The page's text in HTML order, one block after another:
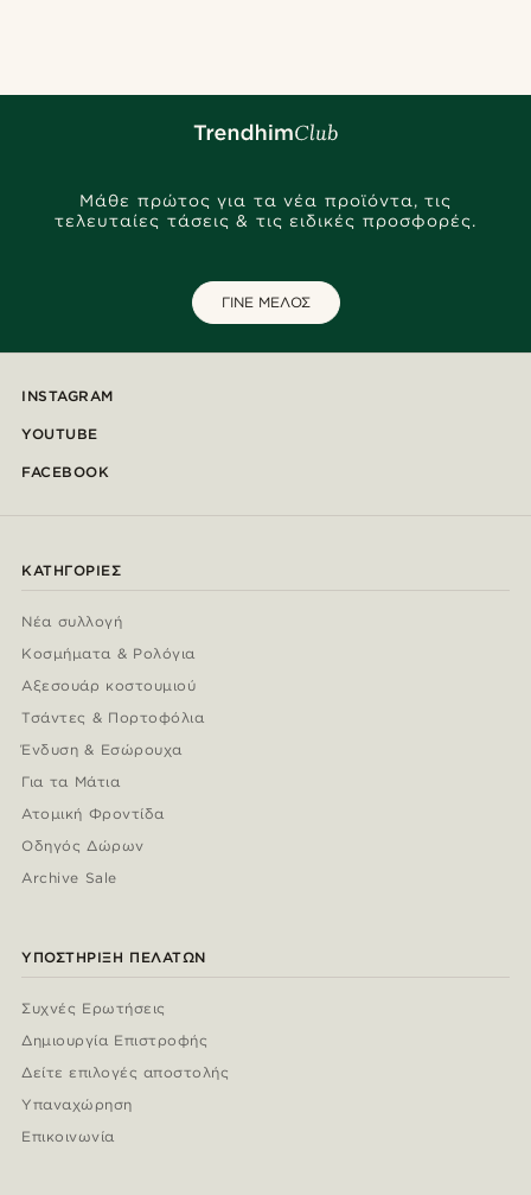
Μάθε πρώτος για τα νέα προϊόντα, τις
τελευταίες τάσεις & τις ειδικές προσφορές.
ΓΙΝΕ ΜΕΛΟΣ
INSTAGRAM
YOUTUBE
FACEBOOK
ΚΑΤΗΓΟΡΊΕΣ
Νέα συλλογή
Κοσμήματα & Ρολόγια
Αξεσουάρ κοστουμιού
Τσάντες & Πορτοφόλια
Ένδυση & Εσώρουχα
Για τα Μάτια
Ατομική Φροντίδα
Οδηγός Δώρων
Archive Sale
ΥΠΟΣΤΉΡΙΞΗ ΠΕΛΑΤΏΝ
Συχνές Ερωτήσεις
Δημιουργία Επιστροφής
Δείτε επιλογές αποστολής
Υπαναχώρηση
Επικοινωνία